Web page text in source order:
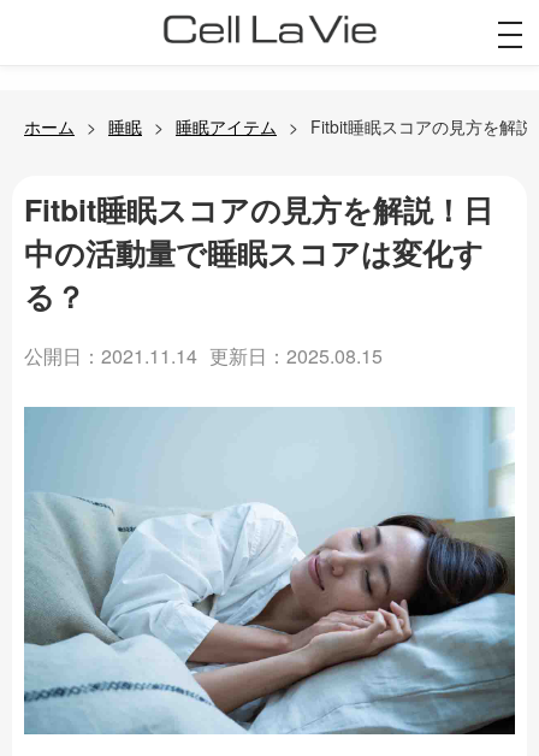
ホーム 睡眠 睡眠アイテム Fitbit睡眠スコアの見方を解
Fitbit睡眠スコアの見方を解説！日
中の活動量で睡眠スコアは変化す
る？
公開日：2021.11.14 更新日：2025.08.15